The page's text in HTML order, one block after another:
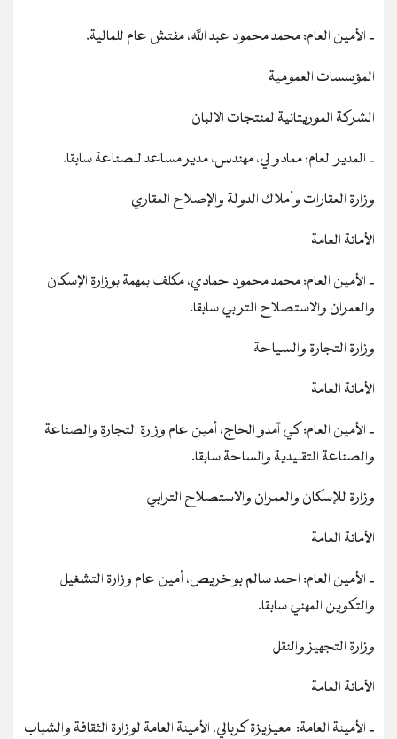
‐ الأمين العام: محمد محمود عبد الله، مفتش عام للمالية.
المؤسسات العمومية
الشركة الموريتانية لمنتجات الالبان
‐ المدير العام: ممادو لي، مهندس، مدير مساعد للصناعة سابقا.
وزارة العقارات وأملاك الدولة والإصلاح العقاري
الأمانة العامة
‐ الأمين العام: محمد محمود حمادي، مكلف بمهمة بوزارة الإسكان
والعمران والاستصلاح الترابي سابقا.
وزارة التجارة والسياحة
الأمانة العامة
‐ الأمين العام: كي آمدو الحاج، أمين عام وزارة التجارة والصناعة
والصناعة التقليدية والساحة سابقا.
وزارة للإسكان والعمران والاستصلاح الترابي
الأمانة العامة
‐ الأمين العام: احمد سالم بوخريص، أمين عام وزارة التشغيل
والتكوين المهني سابقا.
وزارة التجهيز والنقل
الأمانة العامة
‐ الأمينة العامة: امعيزيزة كربالي، الأمينة العامة لوزارة الثقافة والشباب